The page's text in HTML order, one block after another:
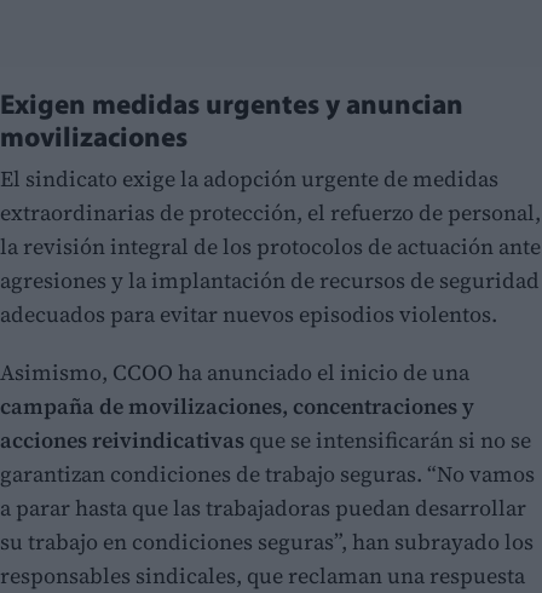
Exigen medidas urgentes y anuncian
movilizaciones
El sindicato exige la adopción urgente de medidas
extraordinarias de protección, el refuerzo de personal,
la revisión integral de los protocolos de actuación ante
agresiones y la implantación de recursos de seguridad
adecuados para evitar nuevos episodios violentos.
Asimismo, CCOO ha anunciado el inicio de una
campaña de movilizaciones, concentraciones y
acciones reivindicativas que se intensificarán si no se
garantizan condiciones de trabajo seguras. “No vamos
a parar hasta que las trabajadoras puedan desarrollar
su trabajo en condiciones seguras”, han subrayado los
responsables sindicales, que reclaman una respuesta